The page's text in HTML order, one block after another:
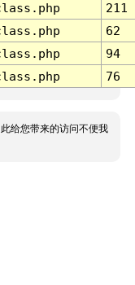
211
62
94
76
给您带来的访问不便我